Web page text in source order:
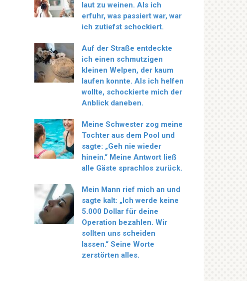
laut zu weinen. Als ich
erfuhr, was passiert war, war
ich zutiefst schockiert.
Auf der Straße entdeckte
ich einen schmutzigen
kleinen Welpen, der kaum
laufen konnte. Als ich helfen
wollte, schockierte mich der
Anblick daneben.
Meine Schwester zog meine
Tochter aus dem Pool und
sagte: „Geh nie wieder
hinein.“ Meine Antwort ließ
alle Gäste sprachlos zurück.
Mein Mann rief mich an und
sagte kalt: „Ich werde keine
5.000 Dollar für deine
Operation bezahlen. Wir
sollten uns scheiden
lassen.“ Seine Worte
zerstörten alles.